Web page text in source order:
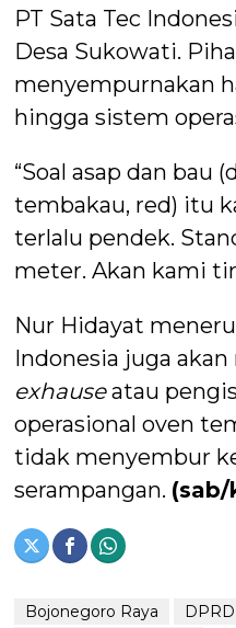
PT Sata Tec
Desa Sukowati.
menyempurnakan
hingga sistem
“Soal asap dan bau
tembakau, red) itu
terlalu pendek.
meter. Akan kami
Nur Hidayat
Indonesia juga
exhauseatau
operasional oven
tidak menyembur
serampangan. (sab/
Bojonegoro Raya